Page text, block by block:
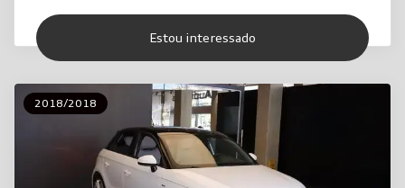
Estou interessado
2018/2018